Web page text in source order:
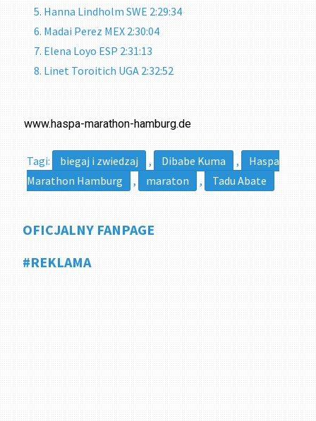
Hanna Lindholm SWE 2:29:34
Madai Perez MEX 2:30:04
Elena Loyo ESP 2:31:13
Linet Toroitich UGA 2:32:52
www.haspa-marathon-hamburg.de
Tagi: biegaj i zwiedzaj , Dibabe Kuma ,
Haspa
Marathon Hamburg
, maraton , Tadu Abate
OFICJALNY FANPAGE
#REKLAMA